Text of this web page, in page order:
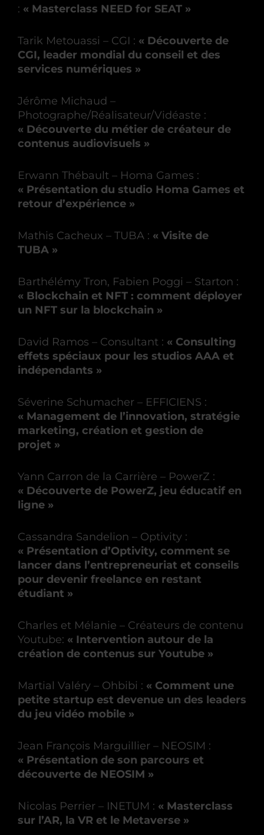
: « Masterclass NEED for SEAT »
Tarik Metouassi – CGI : « Découverte de
CGI, leader mondial du conseil et des
services numériques »
Jérôme Michaud –
Photographe/Réalisateur/Vidéaste :
« Découverte du métier de créateur de
contenus audiovisuels »
Erwann Thébault – Homa Games :
« Présentation du studio Homa Games et
retour d’expérience »
Mathis Cacheux – TUBA : « Visite de
TUBA »
Barthélémy Tron, Fabien Poggi – Starton :
« Blockchain et NFT : comment déployer
un NFT sur la blockchain »
David Ramos – Consultant : « Consulting
effets spéciaux pour les studios AAA et
indépendants »
Séverine Schumacher – EFFICIENS :
« Management de l’innovation, stratégie
marketing, création et gestion de
projet »
Yann Carron de la Carrière – PowerZ :
« Découverte de PowerZ, jeu éducatif en
ligne »
Cassandra Sandelion – Optivity :
« Présentation d’Optivity, comment se
lancer dans l’entrepreneuriat et conseils
pour devenir freelance en restant
étudiant »
Charles et Mélanie – Créateurs de contenu
Youtube: « Intervention autour de la
création de contenus sur Youtube »
Martial Valéry – Ohbibi : « Comment une
petite startup est devenue un des leaders
du jeu vidéo mobile »
Jean François Marguillier – NEOSIM :
« Présentation de son parcours et
découverte de NEOSIM »
Nicolas Perrier – INETUM : « Masterclass
sur l’AR, la VR et le Metaverse »